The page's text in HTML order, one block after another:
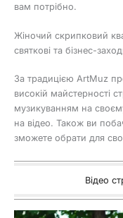
вам потрібно.
Жіночий скрипковий
святкові та бізнес-
За традицією ArtMuz
високій майстерності
музикуванням на
на відео. Також ви
зможете обрати для
Відео